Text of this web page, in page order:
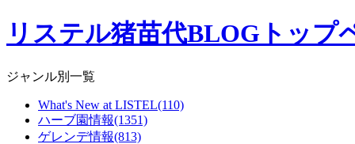
リステル猪苗代BLOGトップ
ジャンル別一覧
What's New at LISTEL(110)
ハーブ園情報(1351)
ゲレンデ情報(813)